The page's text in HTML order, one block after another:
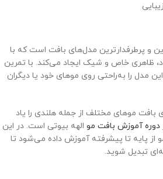
و پرطرفدارترین مدل‌های بافت است که با
ظاهری خاص و شیک ایجاد می‌کند. با تمرین
مدل را به‌راحتی روی موهای خود یا دیگران
بافت موهای مختلف از جمله هلندی را یاد
دوره آموزش بافت مو الهه بیوتی است. در این
از پایه تا پیشرفته آموزش داده می‌شود تا
تبدیل شوید.